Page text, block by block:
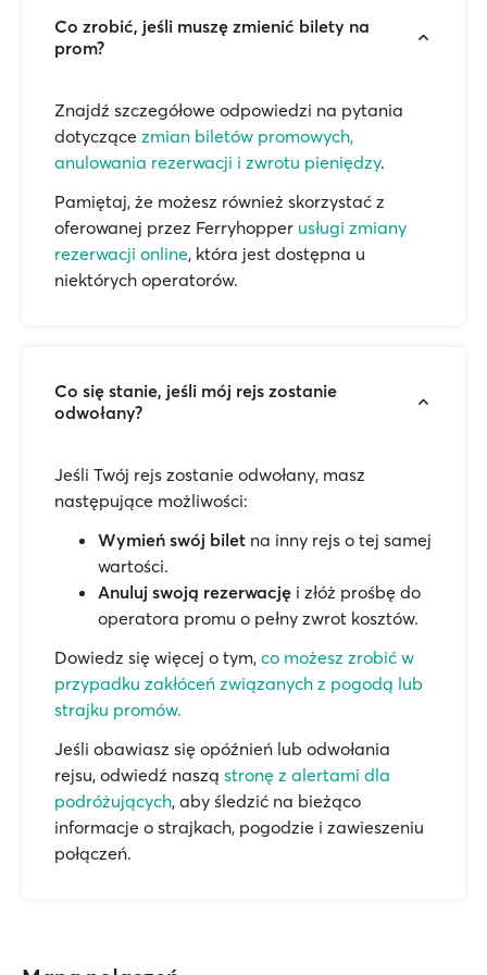
Co zrobić, jeśli muszę zmienić bilety na
prom?
Znajdź szczegółowe odpowiedzi na pytania
dotyczące zmian biletów promowych,
anulowania rezerwacji i zwrotu pieniędzy.
Pamiętaj, że możesz również skorzystać z
oferowanej przez Ferryhopper usługi zmiany
rezerwacji online, która jest dostępna u
niektórych operatorów.
Co się stanie, jeśli mój rejs zostanie
odwołany?
Jeśli Twój rejs zostanie odwołany, masz
następujące możliwości:
Wymień swój bilet na inny rejs o tej samej
wartości.
Anuluj swoją rezerwację i złóż prośbę do
operatora promu o pełny zwrot kosztów.
Dowiedz się więcej o tym, co możesz zrobić w
przypadku zakłóceń związanych z pogodą lub
strajku promów.
Jeśli obawiasz się opóźnień lub odwołania
rejsu, odwiedź naszą stronę z alertami dla
podróżujących, aby śledzić na bieżąco
informacje o strajkach, pogodzie i zawieszeniu
połączeń.